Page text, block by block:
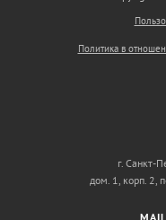
Политика в
г. Санкт-
дом. 1, корп. 2,